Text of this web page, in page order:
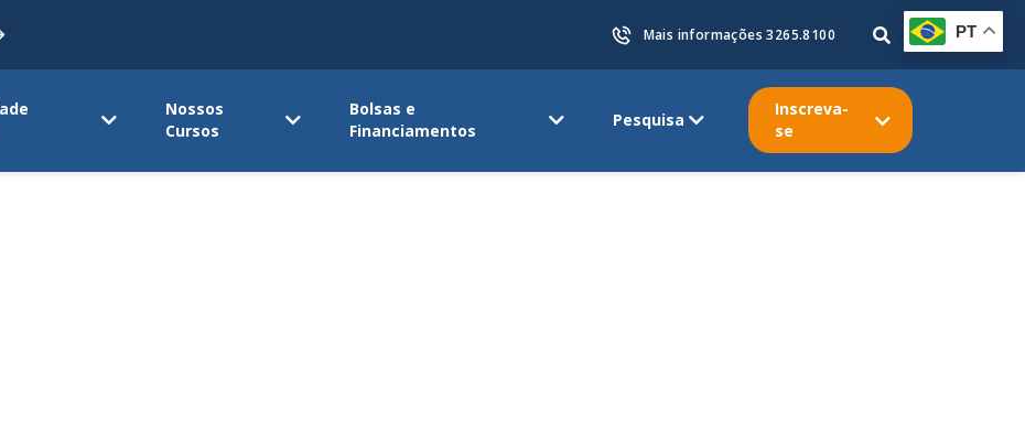
Mais informações 3265.8100
Nossos
Cursos
Bolsas e
Financiamentos
Pesquisa
Inscreva-
se
PT